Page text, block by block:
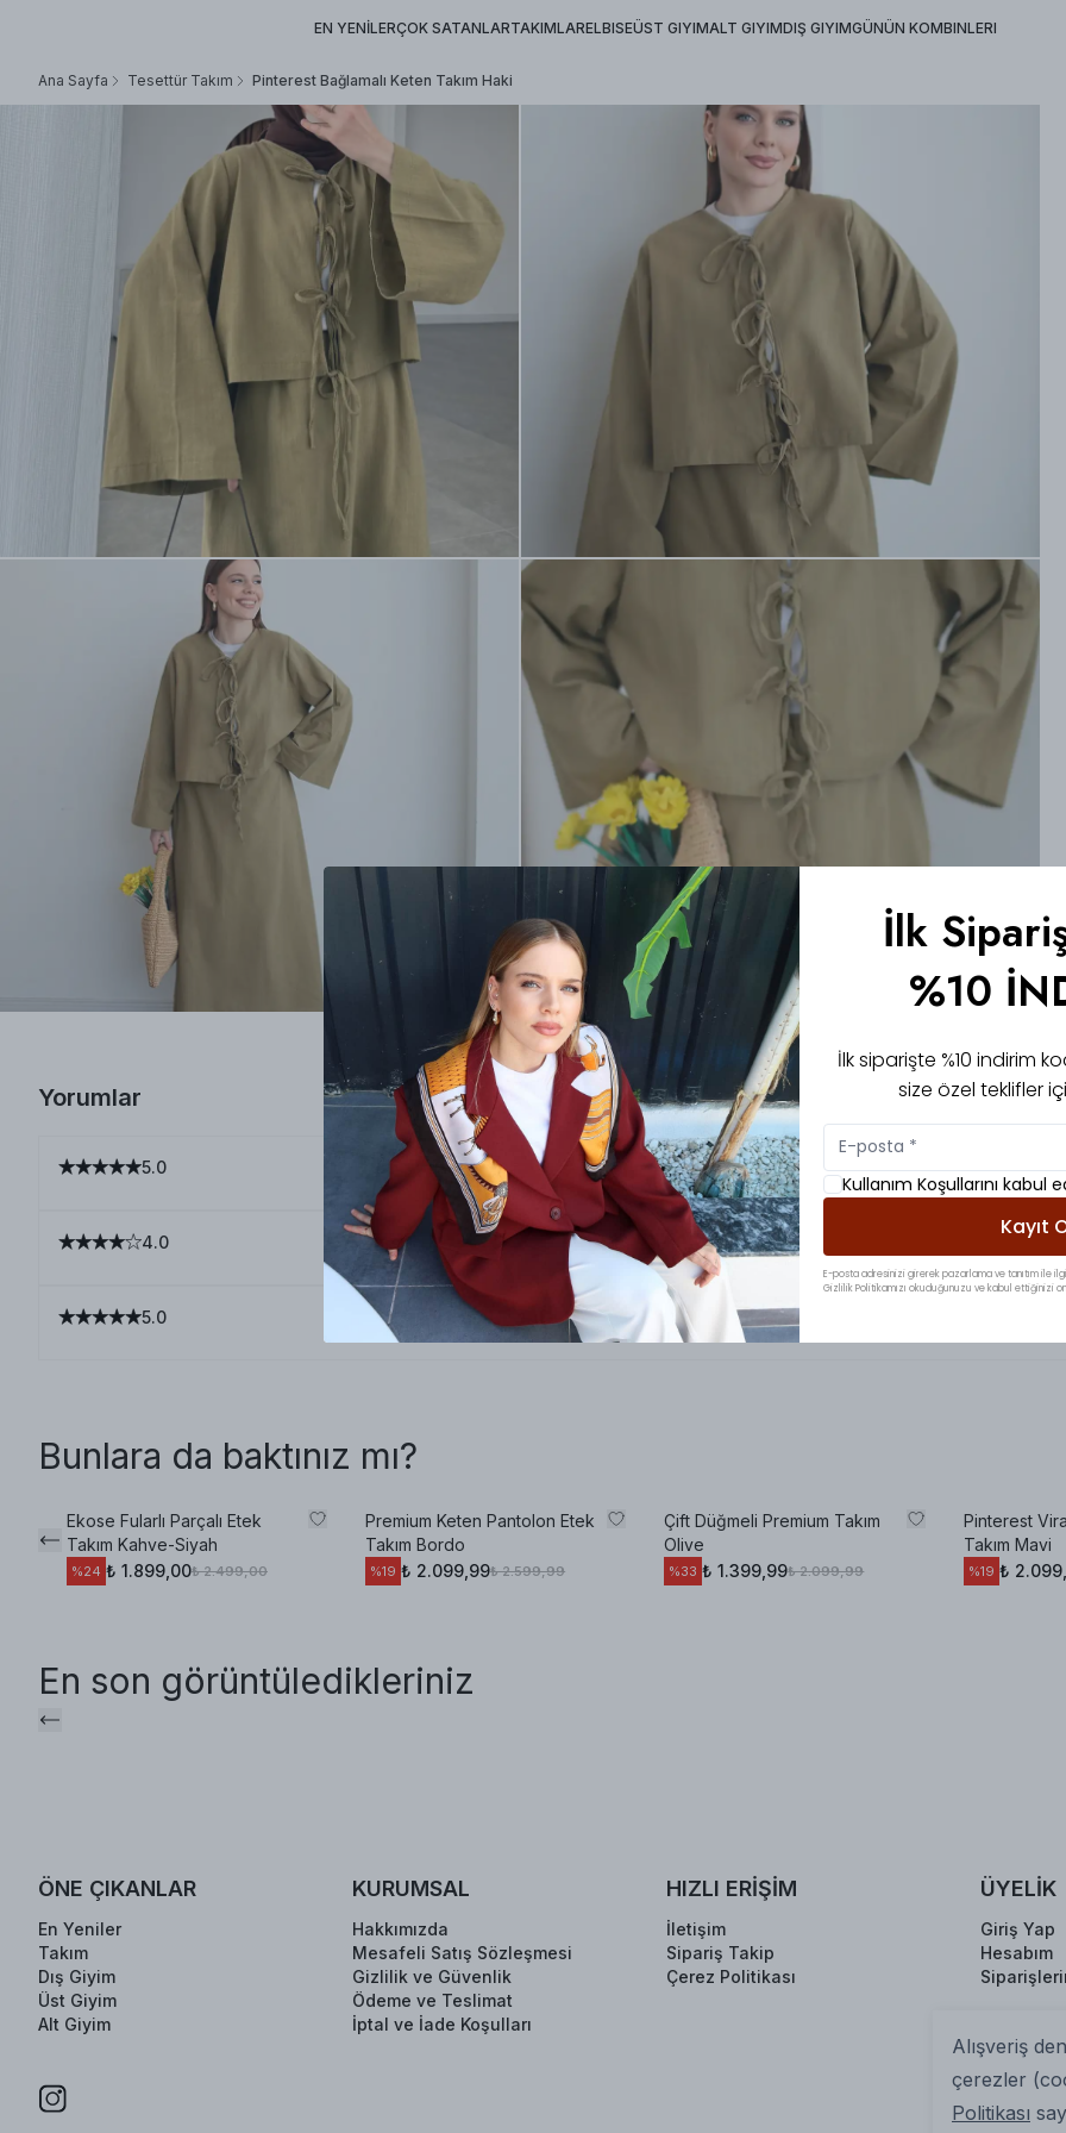
Alışveriş
çerezler
Politikası
EN YENİLERÇOK SATANLARTAKIMLARELBISEÜST GIYIMALT GIYIMDIŞ GIYIMGÜNÜN KOMBINLERI
Ana Sayfa Tesettür Takım Pinterest Bağlamalı Keten Takım Haki
Yorumlar
5.0
4.0
5.0
Bunlara da baktınız mı?
Ekose Fularlı Parçalı Etek
Takım Kahve-Siyah
%24 ₺ 1.899,00₺ 2.499,00
Premium Keten Pantolon Etek
Takım Bordo
%19 ₺ 2.099,99₺ 2.599,99
Çift Düğmeli Premium Takım
Olive
%33 ₺ 1.399,99₺ 2.099,99
Pinterest
Takım Mavi
%19 ₺
En son görüntüledikleriniz
ÖNE ÇIKANLAR
En Yeniler
Takım
Dış Giyim
Üst Giyim
Alt Giyim
KURUMSAL
Hakkımızda
Mesafeli Satış Sözleşmesi
Gizlilik ve Güvenlik
Ödeme ve Teslimat
İptal ve İade Koşulları
HIZLI ERİŞİM
İletişim
Sipariş Takip
Çerez Politikası
ÜYELİK
Giriş Yap
Hesabım
İlk
%10
İlk siparişte %10 indirim
size özel teklifler
Kullanım Koşullarını kabul
Kayıt
E-posta adresinizi girerek pazarlama ve tanıtım ile
Gizlilik Politikamızı okuduğunuzu ve kabul ettiğinizi